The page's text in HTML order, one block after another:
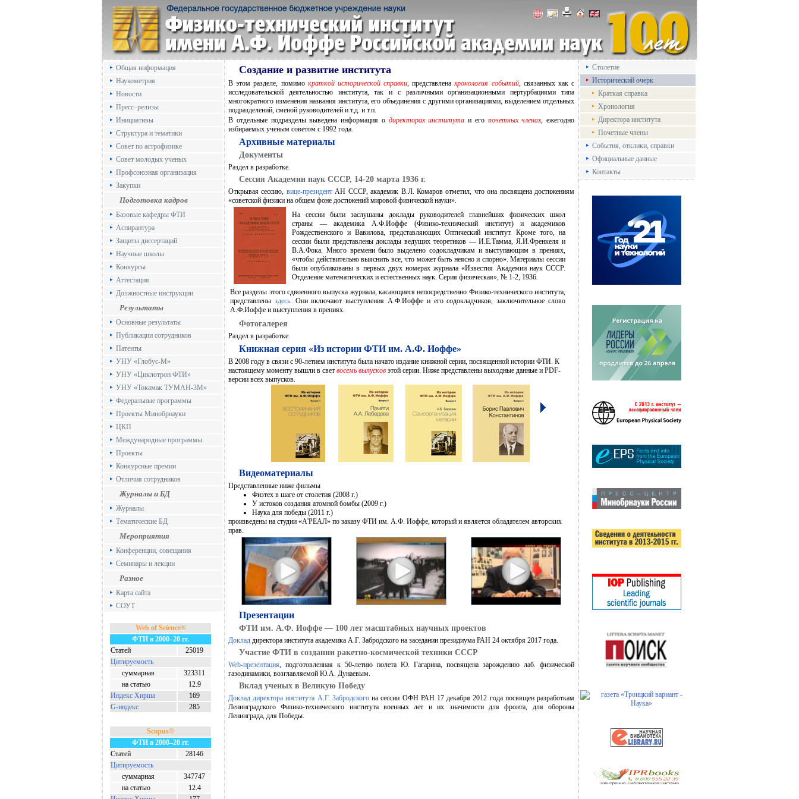
Общая информация
Наукометрия
Новости
Пресс–релизы
Инициативы
Структура и тематики
Совет по астрофизике
Совет молодых ученых
Профсоюзная организация
Закупки
Подготовка кадров
Базовые кафедры ФТИ
Аспирантура
Защиты диссертаций
Научные школы
Конкурсы
Аттестация
Должностные инструкции
Результаты
Основные результаты
Публикации сотрудников
Патенты
УНУ «Глобус-М»
УНУ «Циклотрон ФТИ»
УНУ «Токамак ТУМАН-3М»
Федеральные программы
Проекты Минобрнауки
ЦКП
Международные программы
Проекты
Конкурсные премии
Отличия сотрудников
Журналы и БД
Журналы
Тематические БД
Мероприятия
Конференции, совещания
Семинары и лекции
Разное
Карта сайта
СОУТ
Web of Science®
ФТИ в 2000–20 гг.
Статей
25019
Цитируемость
суммарная
323311
на статью
12.9
Индекс Хирша
169
G-индекс
285
Scopus®
ФТИ в 2000–20 гг.
Статей
28146
Цитируемость
суммарная
347747
на статью
12.4
Создание и развитие института
В этом разделе, помимо краткой исторической справки, представленахронология событий, связанных как с
исследовательской деятельностью института, так и с различными организационными пертурбациями типа
многократного изменения названия института, его объединения с другими организациями, выделением отдельных
подразделений, сменой руководителей и т.д. и т.п.
В отдельные подразделы выведена информация о директорах института и его почетных членах, ежегодно
избираемых ученым советом с 1992 года.
Архивные материалы
Документы
Раздел в разработке.
Сессия Академии наук СССР, 14-20 марта 1936 г.
Открывая сессию, вице-президентАН СССР, академик В.Л. Комаров отметил, что она посвящена достижениям
«советской физики на общем фоне достижений мировой физической науки».
На сессии были заслушаны доклады руководителей главнейших физических школ
страны — академика А.Ф.Иоффе (Физико-технический институт) и академиков
Рождественского и Вавилова, представляющих Оптический институт. Кроме того, на
сессии были представлены доклады ведущих теоретиков — И.Е.Тамма, Я.И.Френкеля и
В.А.Фока. Много времени было выделено содокладчикам и выступающим в прениях,
«чтобы действительно выяснить все, что может быть неясно и спорно». Материалы сессии
были опубликованы в первых двух номерах журнала «Известия Академии наук СССР.
Отделение математических и естественных наук. Серия физическая», № 1-2, 1936.
Все разделы этого сдвоенного выпуска журнала, касающиеся непосредственно Физико-технического института,
представлены здесь. Они включают выступления А.Ф.Иоффе и его содокладчиков, заключительное слово
А.Ф.Иоффе и выступления в прениях.
Фотогалерея
Раздел в разработке.
Книжная серия «Из истории ФТИ им. А.Ф. Иоффе»
В 2008 году в связи с 90-летием института была начато издание книжной серии, посвященной истории ФТИ. К
настоящему моменту вышли в свет восемь выпусков этой серии. Ниже представлены выходные данные и PDF-
версии всех выпусков.
Видеоматериалы
Представленные ниже фильмы
Физтех в шаге от столетия (2008 г.)
У истоков создания атомной бомбы (2009 г.)
Наука для победы (2011 г.)
произведены на студии «А'РЕАЛ» по заказу ФТИ им. А.Ф. Иоффе, который и является обладателем авторских
прав.
Презентации
ФТИ им. А.Ф. Иоффе — 100 лет масштабных научных проектов
Доклад директора института академика А.Г. Забродского на заседании президиума РАН 24 октября 2017 года.
Участие ФТИ в создании ракетно-космической техники СССР
Web-презентация, подготовленная к 50-летию полета Ю. Гагарина, посвящена зарождению лаб. физической
газодинамики, возглавляемой Ю.А. Дунаевым.
Вклад ученых в Великую Победу
Доклад директора института А.Г. Забродскогона сессии ОФН РАН 17 декабря 2012 года посвящен разработкам
Ленинградского Физико-технического института военных лет и их значимости для фронта, для обороны
Ленинграда, для Победы.
Столетие
Исторический очерк
Краткая справка
Хронология
Директора института
Почетные члены
События, отклики, справки
Официальные данные
Контакты